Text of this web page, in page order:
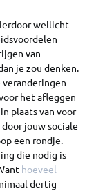
wellicht
van
je zou denken.
het afleggen
plaats van voor
jouw sociale
een rondje.
die nodig is
hoeveel
dertig